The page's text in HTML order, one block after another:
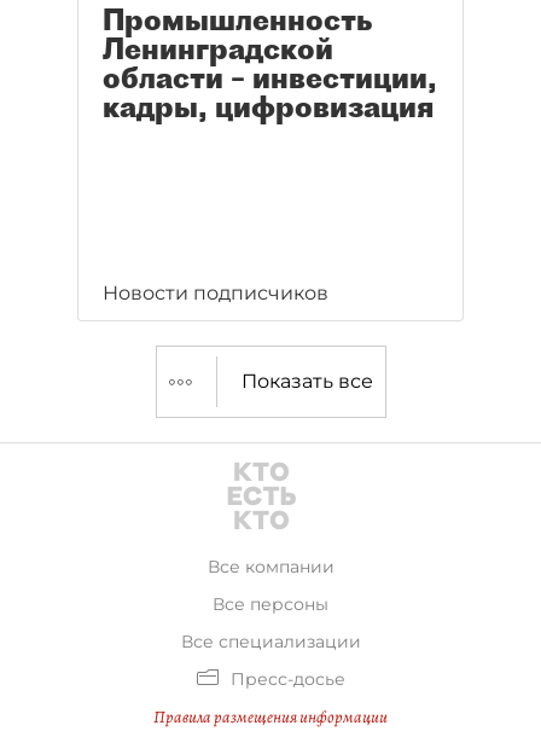
Промышленность
Ленинградской
области – инвестиции,
кадры, цифровизация
Новости подписчиков
Показать все
Все компании
Все персоны
Все специализации
Пресс-досье
Правила размещения информации